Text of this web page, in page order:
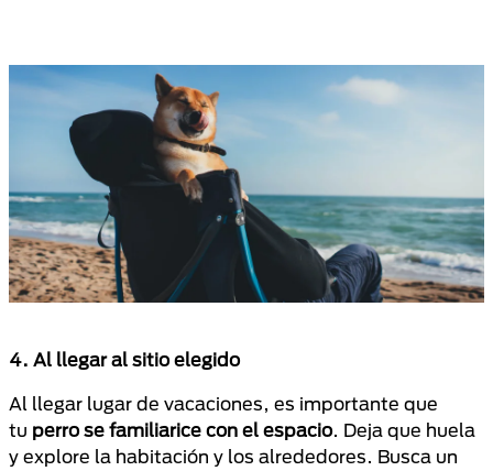
4. Al llegar al sitio elegido
Al llegar lugar de vacaciones, es importante que
tu perro se familiarice con el espacio. Deja que huela
y explore la habitación y los alrededores. Busca un